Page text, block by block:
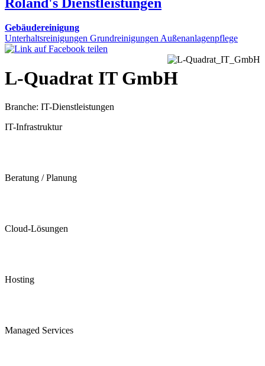
Gebäudereinigung
Unterhaltsreinigungen Grundreinigungen Außenanlagenpflege
L-Quadrat IT GmbH
Branche: IT-Dienstleistungen
IT-Infrastruktur
Beratung / Planung
Cloud-Lösungen
Hosting
Managed Services